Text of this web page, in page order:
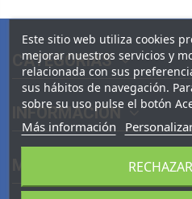
CATEGORIAS
INFORMACIÓN
Este sitio web utiliza cookies
mejorar nuestros servicios y
relacionada con sus
sus hábitos de navegación.
sobre su uso pulse el botón
Más información